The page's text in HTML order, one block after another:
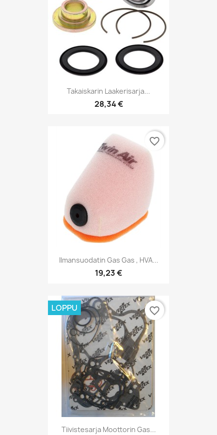
Takaiskarin Laakerisarja...
28,34 €
Ilmansuodatin Gas Gas , HVA...
19,23 €
favorite_border
Tiivistesarja Moottorin Gas...
LOPPU favorite_border